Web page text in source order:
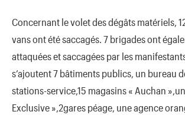
Concernant le volet des dégâts matériels,
vans ont été saccagés. 7 brigades ont
attaquées et saccagées par les
s’ajoutent 7 bâtiments publics, un bureau
stations-service,15 magasins « Auchan
Exclusive »,2gares péage, une agence